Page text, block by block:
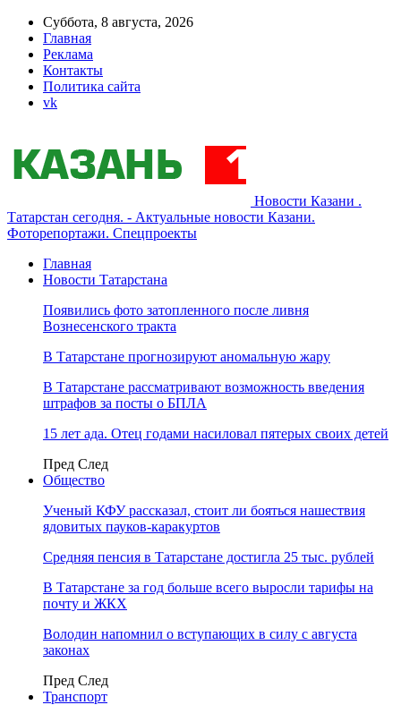
Суббота, 8 августа, 2026
Главная
Реклама
Контакты
Политика сайта
vk
Новости Казани .
Татарстан сегодня. - Актуальные новости Казани.
Фоторепортажи. Спецпроекты
Главная
Новости Татарстана
Появились фото затопленного после ливня
Вознесенского тракта
В Татарстане прогнозируют аномальную жару
В Татарстане рассматривают возможность введения
штрафов за посты о БПЛА
15 лет ада. Отец годами насиловал пятерых своих детей
Пред След
Общество
Ученый КФУ рассказал, стоит ли бояться нашествия
ядовитых пауков-каракуртов
Средняя пенсия в Татарстане достигла 25 тыс. рублей
В Татарстане за год больше всего выросли тарифы на
почту и ЖКХ
Володин напомнил о вступающих в силу с августа
законах
Пред След
Транспорт